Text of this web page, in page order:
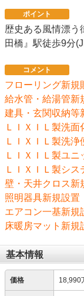
ポイント
歴史ある風情漂う
田橋』駅徒歩9分
コメント
フローリング新規
給水管・給湯管新
建具・玄関収納等
ＬＩＸＩＬ製洗面
ＬＩＸＩＬ製洗
ＬＩＸＩＬ製ユ
ＬＩＸＩＬ製シ
壁・天井クロス新
照明器具新規設置
エアコン一基新規
床暖房マット新
基本情報
価格 18,990